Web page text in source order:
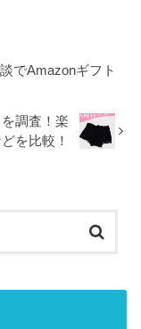
でAmazonギフト
調査！楽
を比較！